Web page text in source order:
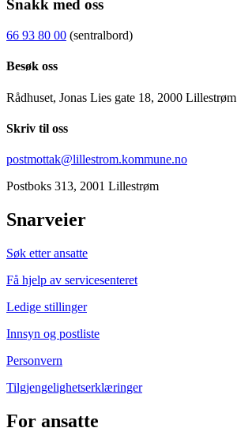
Snakk med oss
66 93 80 00 (sentralbord)
Besøk oss
Rådhuset, Jonas Lies gate 18, 2000 Lillestrøm
Skriv til oss
postmottak@lillestrom.kommune.no
Postboks 313, 2001 Lillestrøm
Snarveier
Søk etter ansatte
Få hjelp av servicesenteret
Ledige stillinger
Innsyn og postliste
Personvern
Tilgjengelighetserklæringer
For ansatte